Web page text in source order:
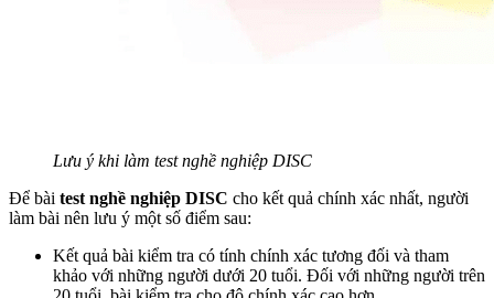
Lưu ý khi làm test nghề nghiệp DISC
Để bài test nghề nghiệp DISC cho kết quả chính xác nhất, người
làm bài nên lưu ý một số điểm sau:
Kết quả bài kiểm tra có tính chính xác tương đối và tham
khảo với những người dưới 20 tuổi. Đối với những người trên